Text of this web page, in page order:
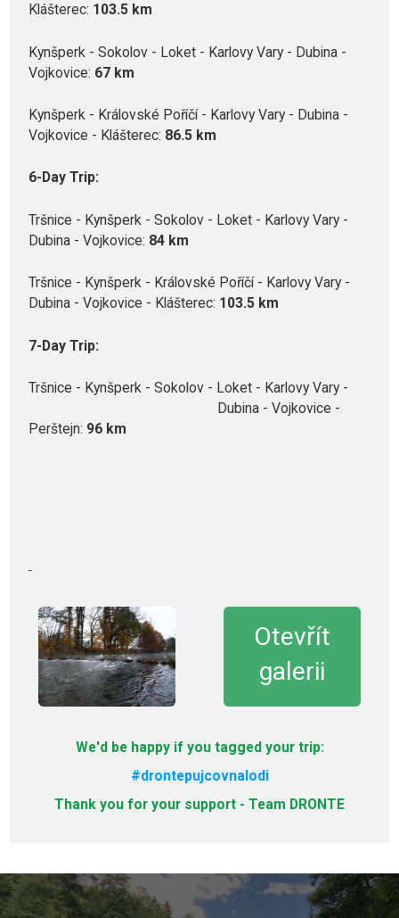
Klášterec: 103.5 km
Kynšperk - Sokolov - Loket - Karlovy Vary - Dubina -
Vojkovice: 67 km
Kynšperk - Královské Poříčí - Karlovy Vary - Dubina -
Vojkovice - Klášterec: 86.5 km
6-Day Trip:
Tršnice - Kynšperk - Sokolov - Loket - Karlovy Vary -
Dubina - Vojkovice: 84 km
Tršnice - Kynšperk - Královské Poříčí - Karlovy Vary -
Dubina - Vojkovice - Klášterec: 103.5 km
7-Day Trip:
Tršnice - Kynšperk - Sokolov - Loket - Karlovy Vary -
Dubina - Vojkovice -
Perštejn: 96 km
Otevřít
galerii
We'd be happy if you tagged your trip:
#drontepujcovnalodi
Thank you for your support - Team DRONTE